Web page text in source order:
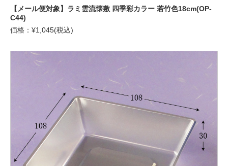
【メール便対象】ラミ雲流懐敷 四季彩カラー 若竹色18cm(OP-
C44)
価格：¥1,045(税込)